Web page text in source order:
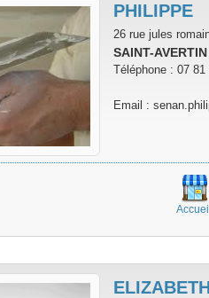
PHILIPPE
26 rue jules
SAINT-
Téléphone : 07 81
Email :